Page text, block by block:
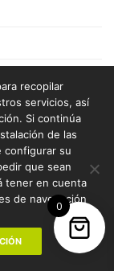
0
recopilar
servicios, así
Si continúa
de las
configurar su
que sean
tener en cuenta
de navegación